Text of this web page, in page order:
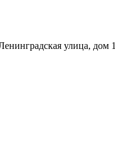
улица, дом 1